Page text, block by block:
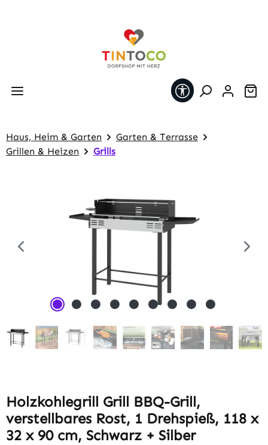
Werkzeugleiste
Haus, Heim & Garten
Garten & Terrasse
Grillen & Heizen
Grills
Holzkohlegrill Grill BBQ-Grill,
verstellbares Rost, 1 Drehspieß, 118 x
32 x 90 cm, Schwarz + Silber